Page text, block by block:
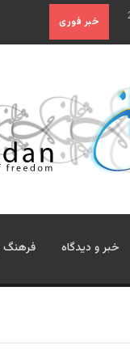
خبر فوری
خبر و دیدگاه فرهنگ